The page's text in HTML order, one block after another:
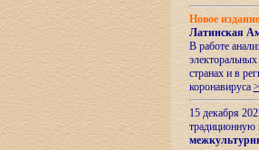
Новое
Латинская
В работе
странах и в
коронавируса
15 декабря